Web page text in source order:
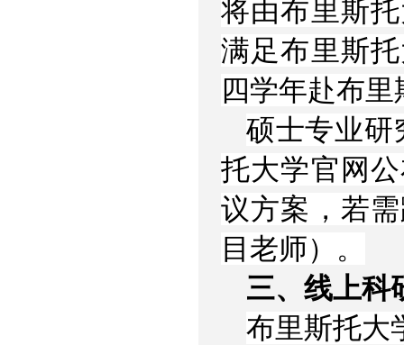
将由布里斯
满足布里斯
四学年赴布
硕士专业研
托大学官网
议方案，若
目老师）。
三、线上科
布里斯托大